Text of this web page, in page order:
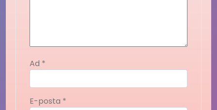
Ad *
E-posta *